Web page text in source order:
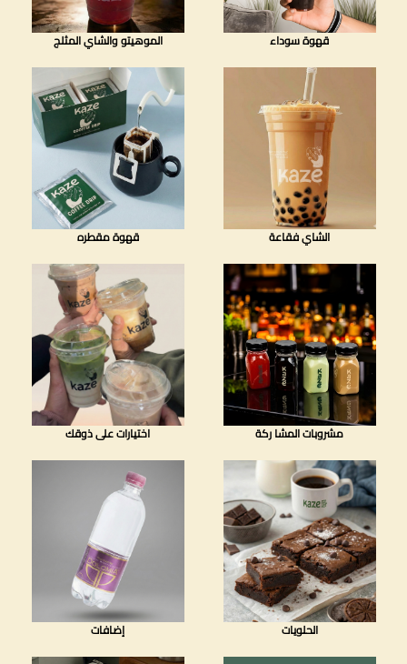
قهوة سوداء الموهيتو والشاي المثلج
الشاي فقاعة قهوة مقطره
مشروبات المشا ركة اختيارات على ذوقك
الحلويات إضافات